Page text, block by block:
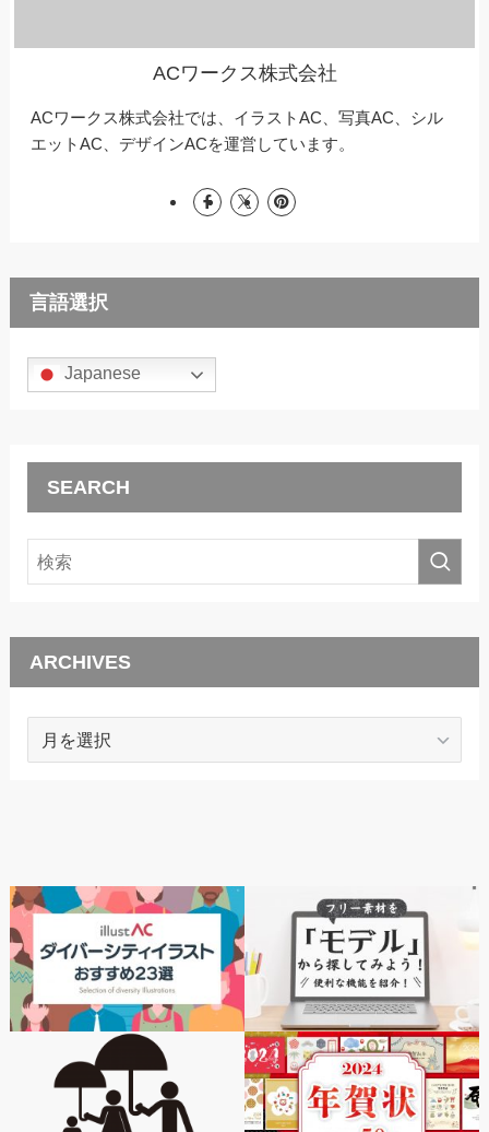
ACワークス株式会社
ACワークス株式会社では、イラストAC、写真AC、シル
エットAC、デザインACを運営しています。
言語選択
Japanese
SEARCH
ARCHIVES
ARCHIVES